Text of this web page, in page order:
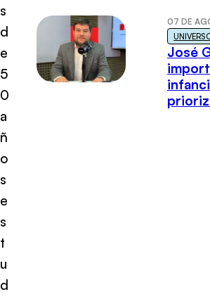
s
d
e
5
0
a
ñ
o
s
e
s
t
u
d
07 DE
José